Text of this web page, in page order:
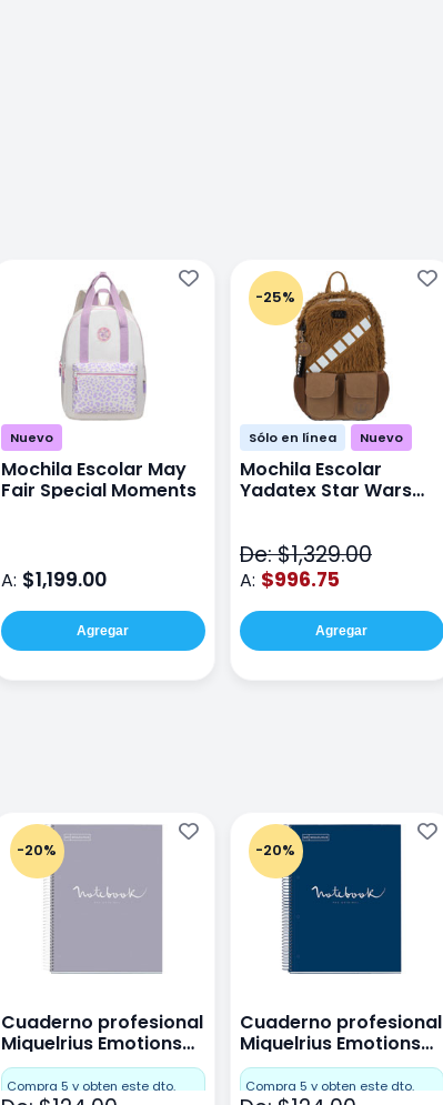
Nuevo
Mochila Escolar May
Fair Special Moments
A: $1,199.00
Agregar
-25%
Sólo en línea Nuevo
Mochila Escolar
Yadatex Star Wars
De: $1,329.00
A: $996.75
Agregar
-20%
Cuaderno profesional
Miquelrius Emotions
raya 80 hojas Gris
Compra 5 y obten este dto.
-20%
Cuaderno profesional
Miquelrius Emotions
Dots 80 hojas
Compra 5 y obten este dto.